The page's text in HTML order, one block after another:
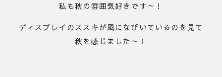
私も秋の雰囲気好きです～！
ディスプレイのススキが風になびいているのを見て
秋を感じました～！